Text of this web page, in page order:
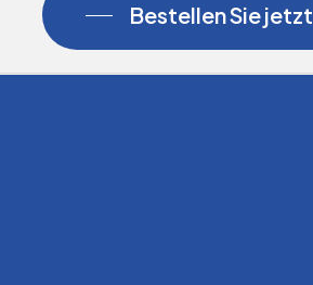
Bestellen Sie jetzt